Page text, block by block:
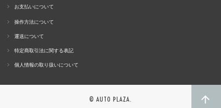
お支払いについて
操作方法について
運送について
特定商取引法に関する表記
個人情報の取り扱いについて
© AUTO PLAZA.